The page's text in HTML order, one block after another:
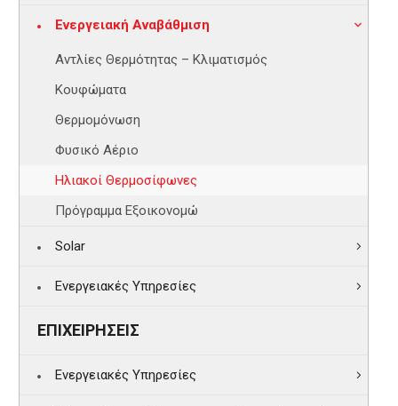
Ενεργειακή Αναβάθμιση
Αντλίες Θερμότητας – Κλιματισμός
Κουφώματα
Θερμομόνωση
Φυσικό Αέριο
Ηλιακοί Θερμοσίφωνες
Πρόγραμμα Εξοικονομώ
Solar
Ενεργειακές Υπηρεσίες
ΕΠΙΧΕΙΡΗΣΕΙΣ
Ενεργειακές Υπηρεσίες